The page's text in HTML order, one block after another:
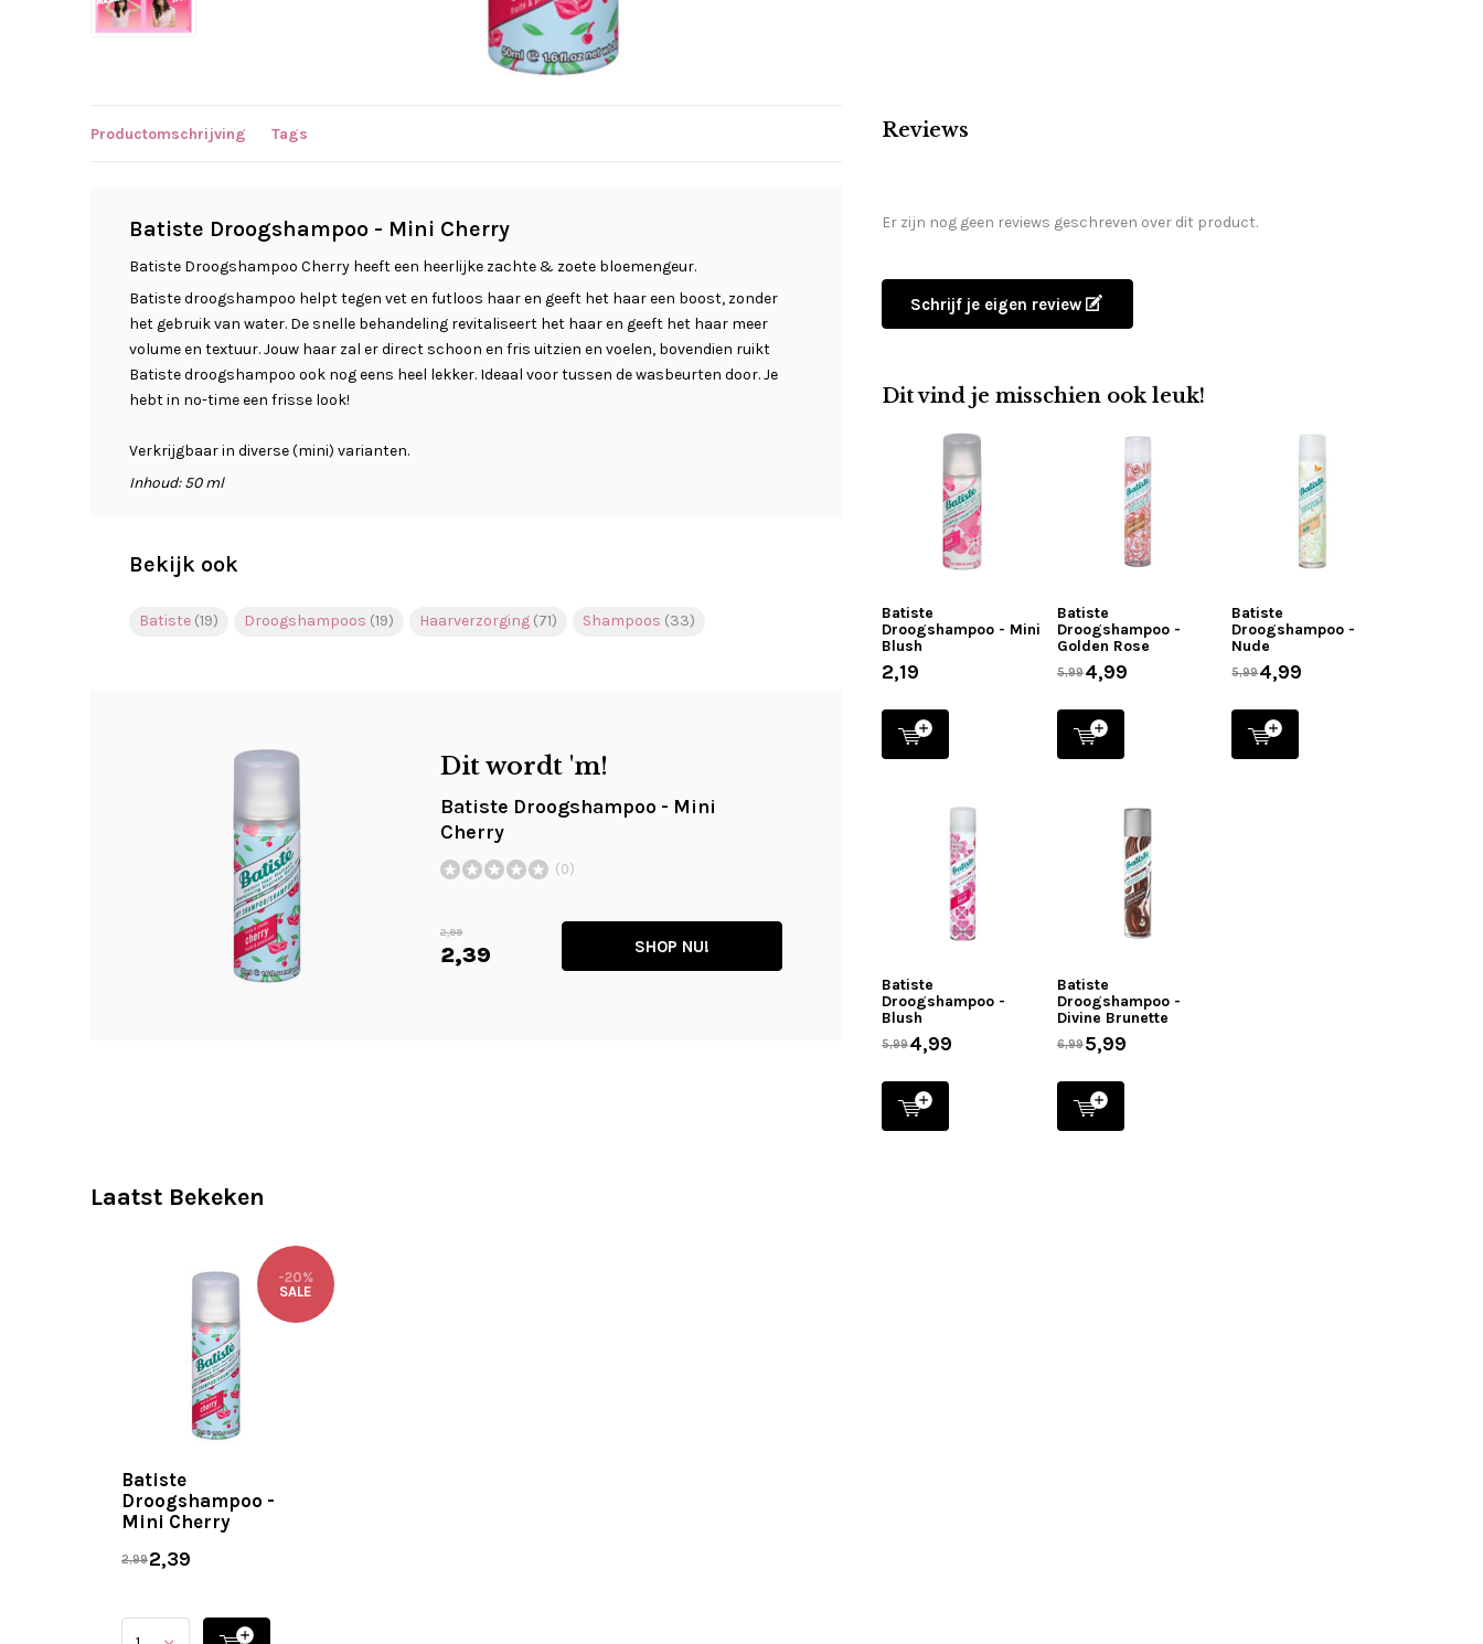
Productomschrijving Tags
Batiste Droogshampoo - Mini Cherry
Batiste Droogshampoo Cherry heeft een heerlijke zachte & zoete bloemengeur.
Batiste droogshampoo helpt tegen vet en futloos haar en geeft het haar een boost, zonder
het gebruik van water. De snelle behandeling revitaliseert het haar en geeft het haar meer
volume en textuur. Jouw haar zal er direct schoon en fris uitzien en voelen, bovendien ruikt
Batiste droogshampoo ook nog eens heel lekker. Ideaal voor tussen de wasbeurten door. Je
hebt in no-time een frisse look!
Verkrijgbaar in diverse (mini) varianten.
Inhoud: 50 ml
Bekijk ook
Batiste (19) Droogshampoos (19) Haarverzorging (71) Shampoos (33)
Dit wordt 'm!
Batiste Droogshampoo - Mini
Cherry
(0)
2,99
2,39 SHOP NU!
Reviews
Er zijn nog geen reviews geschreven over dit product.
Schrijf je eigen review
Dit vind je misschien ook leuk!
Batiste
Droogshampoo - Mini
Blush
2,19
Batiste
Droogshampoo -
Golden Rose
5,994,99
Batiste
Droogshampoo -
Nude
5,994,99
Batiste
Droogshampoo -
Blush
5,994,99
Batiste
Droogshampoo -
Divine Brunette
6,995,99
Laatst Bekeken
Batiste
Droogshampoo -
Mini Cherry
-20%
SALE
2,992,39